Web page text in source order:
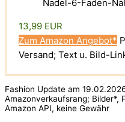
Nadel-6-Faden-
13,99 EUR
Zum Amazon Angebot*
Versand; Text u. Bild-
Fashion Update am
Amazonverkaufsrang; Bilder*,
Amazon API, keine Gewähr